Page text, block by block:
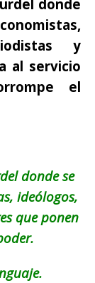
donde
y
al servicio
el
donde se
ideólogos,
que ponen